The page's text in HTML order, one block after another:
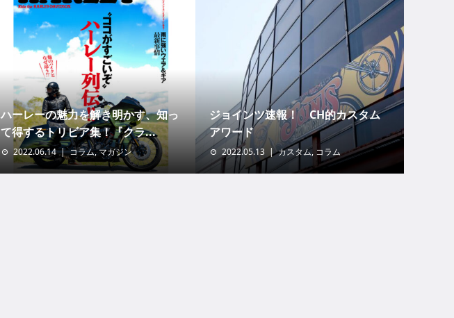
ハーレーの魅力を解き明かす、知っ
て得するトリビア集！『クラ...
2022.06.14 コラム,マガジン
ジョインツ速報！ CH的カスタム
アワード
2022.05.13 カスタム, コラム